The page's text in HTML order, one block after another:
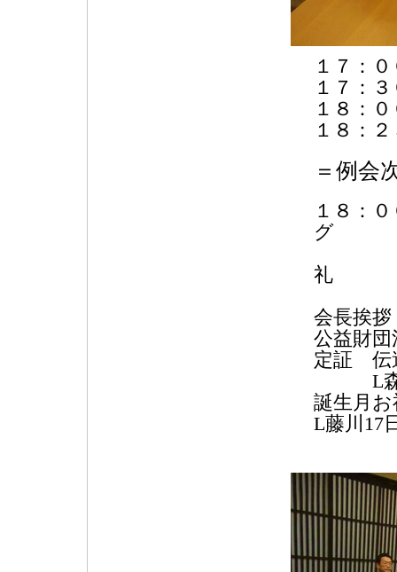
１７：
１７：
１８：
１８：
＝例会
１８：
会長挨拶
公益財
定証 伝
L森
誕生月
L藤川17